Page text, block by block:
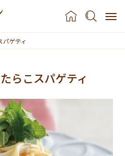
パゲティ
らこスパゲティ